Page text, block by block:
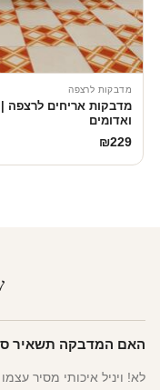
מדבקות לרצפה
מדבקות אריחים לרצפה |
ואדומים
₪229
האם המדבקה תשאיר
לא! ויניל איכותי מסיר